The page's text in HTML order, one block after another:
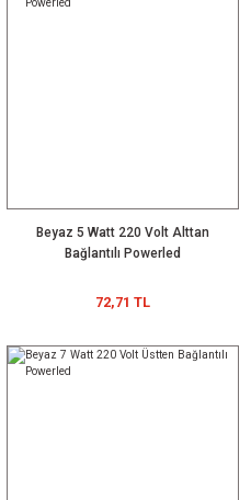
Beyaz 5 Watt 220 Volt Alttan
Bağlantılı Powerled
72,71 TL